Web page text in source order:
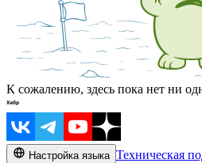
К сожалению, здесь пока нет ни
Настройка языка Техническая